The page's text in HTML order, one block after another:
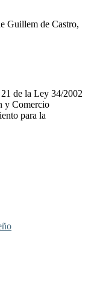
Guillem de Castro,
de la Ley 34/2002
y Comercio
para la